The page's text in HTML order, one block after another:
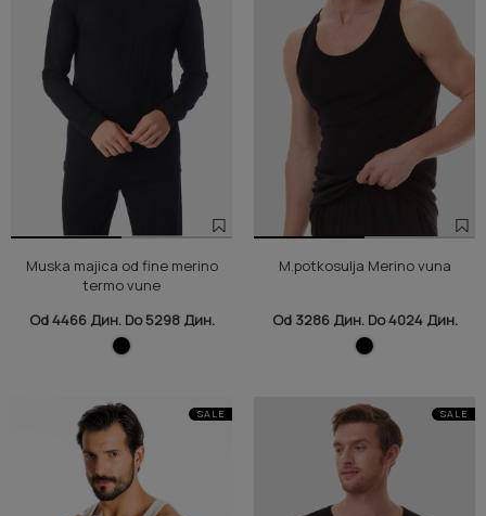
Muska majica od fine merino
termo vune
Od 4466 Дин. Do 5298 Дин.
M.potkosulja Merino vuna
Od 3286 Дин. Do 4024 Дин.
SALE SALE